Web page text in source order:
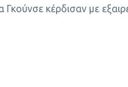
Γκούνσε κέρδισαν με